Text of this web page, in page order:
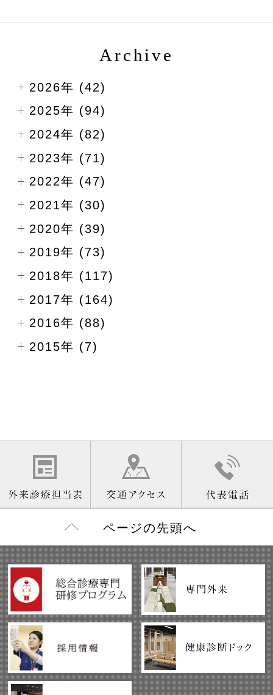
Archive
2026年 (42)
2025年 (94)
2024年 (82)
2023年 (71)
2022年 (47)
2021年 (30)
2020年 (39)
2019年 (73)
2018年 (117)
2017年 (164)
2016年 (88)
2015年 (7)
ページの先頭へ